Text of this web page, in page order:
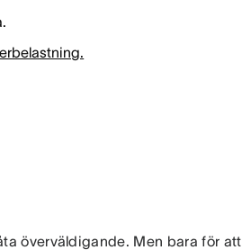
överväldigande. Men bara för att